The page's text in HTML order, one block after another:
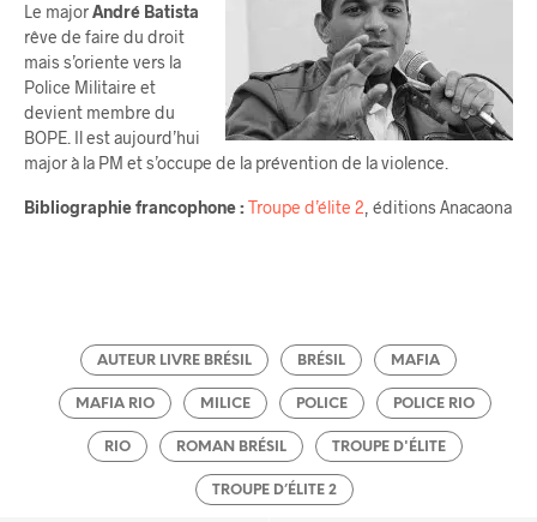
Le majorAndré Batista
rêve de faire du droit
mais s’oriente vers la
Police Militaire et
devient membre du
BOPE. Il est aujourd’hui
major à la PM et s’occupe de la prévention de la violence.
Bibliographie francophone :Troupe d’élite 2 , éditions Anacaona
AUTEUR LIVRE BRÉSIL BRÉSIL MAFIA
MAFIA RIO MILICE POLICE POLICE RIO
RIO ROMAN BRÉSIL TROUPE D'ÉLITE
TROUPE D’ÉLITE 2